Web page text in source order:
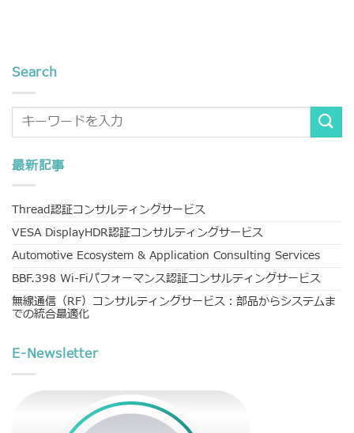
Search
最新記事
Thread認証コンサルティングサービス
VESA DisplayHDR認証コンサルティングサービス
Automotive Ecosystem & Application Consulting Services
BBF.398 Wi-Fiパフォーマンス認証コンサルティングサービス
無線通信（RF）コンサルティングサービス：部品からシステムま
での統合最適化
E-Newsletter